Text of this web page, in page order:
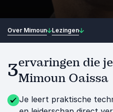
Over Mimoun Lezingen
3ervaringen die
Mimoun Oaissa
Je leert praktische